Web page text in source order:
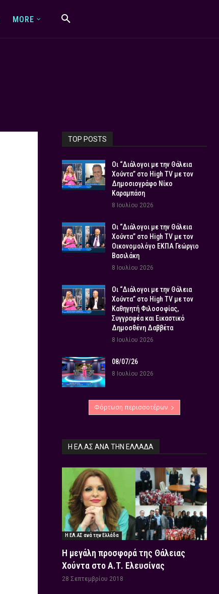
MORE
TOP POSTS
Οι “Διάλογοι με την Θάλεια
Χούντα” στο High TV με τον
Δημοσιογράφο Νίκο
Καραμπάση
8 Ιουλίου 2026
Οι “Διάλογοι με την Θάλεια
Χούντα” στο High TV με τον
Οικονομολόγο ΕΚΠΑ Γεώργιο
Βασιλάκη
8 Ιουλίου 2026
Οι “Διάλογοι με την Θάλεια
Χούντα” στο High TV με τον
Καθηγητή Φιλοσοφίας,
Συγγραφέα και Εικαστικό
Δημοσθένη Δαββέτα
8 Ιουλίου 2026
08/07/26
8 Ιουλίου 2026
Φόρτωση περισσοτέρων
Η ΕΛ.ΑΣ ΑΝΆ ΤΗΝ ΕΛΛΆΔΑ
Η ΕΛ.ΑΣ ανά την Ελλάδα
Η μεγάλη προσφορά της Θάλειας
Χούντα στο Α.Τ. Ελευσίνας
28 Σεπτεμβρίου 2018